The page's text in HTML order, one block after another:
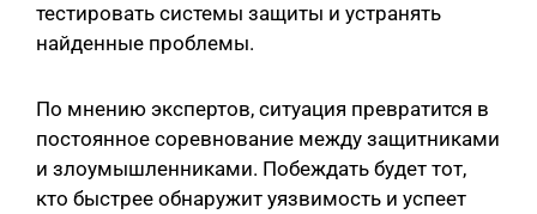
тестировать системы защиты и устранять
найденные проблемы.
По мнению экспертов, ситуация превратится в
постоянное соревнование между защитниками
и злоумышленниками. Побеждать будет тот,
кто быстрее обнаружит уязвимость и успеет